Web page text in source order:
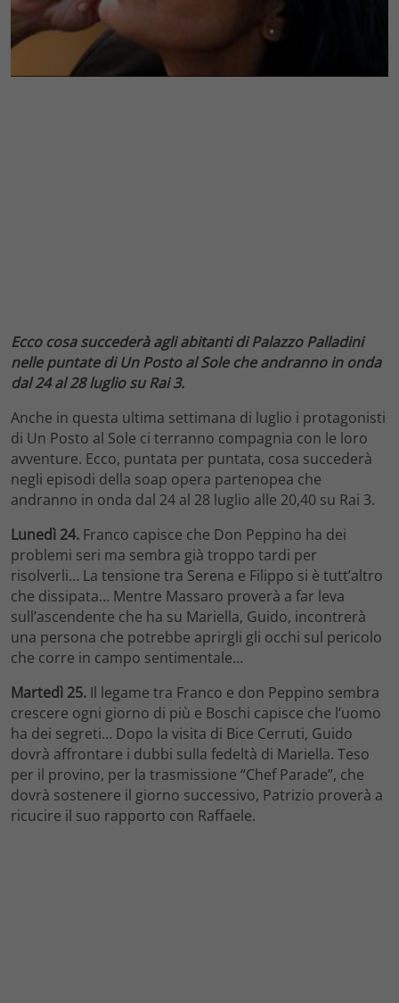
Ecco cosa succederà agli abitanti di Palazzo Palladini
nelle puntate di Un Posto al Sole che andranno in onda
dal 24 al 28 luglio su Rai 3.
Anche in questa ultima settimana di luglio i protagonisti
di Un Posto al Sole ci terranno compagnia con le loro
avventure. Ecco, puntata per puntata, cosa succederà
negli episodi della soap opera partenopea che
andranno in onda dal 24 al 28 luglio alle 20,40 su Rai 3.
Lunedì 24. Franco capisce che Don Peppino ha dei
problemi seri ma sembra già troppo tardi per
risolverli… La tensione tra Serena e Filippo si è tutt’altro
che dissipata… Mentre Massaro proverà a far leva
sull’ascendente che ha su Mariella, Guido, incontrerà
una persona che potrebbe aprirgli gli occhi sul pericolo
che corre in campo sentimentale…
Martedì 25. Il legame tra Franco e don Peppino sembra
crescere ogni giorno di più e Boschi capisce che l’uomo
ha dei segreti… Dopo la visita di Bice Cerruti, Guido
dovrà affrontare i dubbi sulla fedeltà di Mariella. Teso
per il provino, per la trasmissione “Chef Parade”, che
dovrà sostenere il giorno successivo, Patrizio proverà a
ricucire il suo rapporto con Raffaele.